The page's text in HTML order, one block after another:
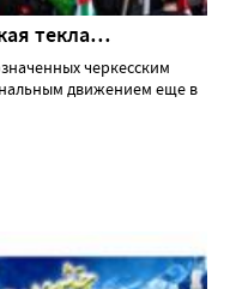
текла…
черкесским
движением еще в